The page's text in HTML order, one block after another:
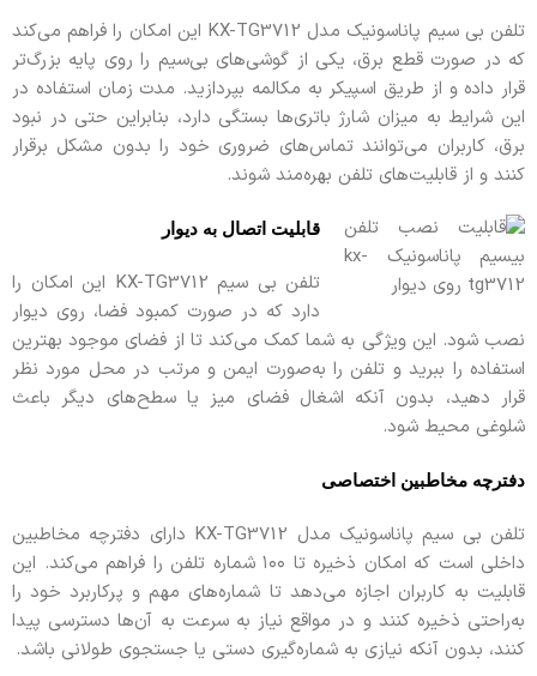
تلفن بی سیم پاناسونیک مدل KX-TG3712 این امکان را فراهم می‌کند
که در صورت قطع برق، یکی از گوشی‌های بی‌سیم را روی پایه بزرگ‌تر
قرار داده و از طریق اسپیکر به مکالمه بپردازید. مدت زمان استفاده در
این شرایط به میزان شارژ باتری‌ها بستگی دارد، بنابراین حتی در نبود
برق، کاربران می‌توانند تماس‌های ضروری خود را بدون مشکل برقرار
کنند و از قابلیت‌های تلفن بهره‌مند شوند.
قابلیت اتصال به دیوار
تلفن بی سیم KX-TG3712 این امکان را
دارد که در صورت کمبود فضا، روی دیوار
نصب شود. این ویژگی به شما کمک می‌کند تا از فضای موجود بهترین
استفاده را ببرید و تلفن را به‌صورت ایمن و مرتب در محل مورد نظر
قرار دهید، بدون آنکه اشغال فضای میز یا سطح‌های دیگر باعث
شلوغی محیط شود.
دفترچه مخاطبین اختصاصی
تلفن بی سیم پاناسونیک مدل KX-TG3712 دارای دفترچه مخاطبین
داخلی است که امکان ذخیره تا ۱۰۰ شماره تلفن را فراهم می‌کند. این
قابلیت به کاربران اجازه می‌دهد تا شماره‌های مهم و پرکاربرد خود را
به‌راحتی ذخیره کنند و در مواقع نیاز به سرعت به آن‌ها دسترسی پیدا
کنند، بدون آنکه نیازی به شماره‌گیری دستی یا جستجوی طولانی باشد.